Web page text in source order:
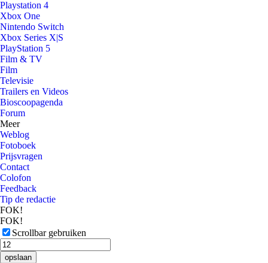
Playstation 4
Xbox One
Nintendo Switch
Xbox Series X|S
PlayStation 5
Film & TV
Film
Televisie
Trailers en Videos
Bioscoopagenda
Forum
Meer
Weblog
Fotoboek
Prijsvragen
Contact
Colofon
Feedback
Tip de redactie
FOK!
FOK!
Scrollbar gebruiken
opslaan